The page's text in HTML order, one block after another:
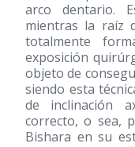
arco dentario.
mientras la raíz
totalmente
exposición
objeto de
siendo esta
de inclinación
correcto, o sea,
Bishara en su